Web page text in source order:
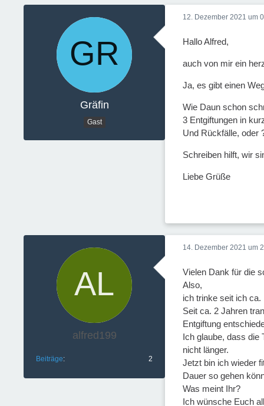
Gräfin
Gast
12. Dezember 2021 um
Hallo Alfred,
auch von mir ein
Ja, es gibt einen
Wie Daun schon
3 Entgiftungen in
Und Rückfälle, oder
Schreiben hilft, wir
Liebe Grüße
alfred199
Beiträge 2
14. Dezember 2021 um
Vielen Dank für die
Also,
ich trinke seit ich
Seit ca. 2 Jahren
Entgiftung
Ich glaube, dass die
nicht länger.
Jetzt bin ich wieder
Dauer so gehen
Was meint Ihr?
Ich wünsche Euch